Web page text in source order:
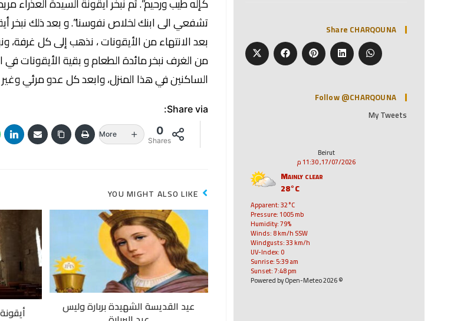
تشفعي الى ابنك لخلاص نفوسنا”. و بعد ذلك نبخر
بعد الانتهاء من الأيقونات ، نذهب إلى كل غرفة،
من الغرف نبخر مائدة الطعام و بقية الأيقونات في
الساكنين في هذا المنزل، وابعد كل عدو مرئي
Share via:
0
Shares
More
YOU MIGHT ALSO LIKE
عيد القديسة الشهيدة بربارة وليس
Share CHARQOUNA
Follow @CHARQOUNA
My Tweets
Beirut
17/07/2026, 11:30 م
Mainly clear
28°C
Apparent: 32°C
Pressure: 1005 mb
Humidity: 79%
Winds: 8 km/h SSW
Windgusts: 33 km/h
UV-Index: 0
Sunrise: 5:39 am
Sunset: 7:48 pm
© 2026 Powered by Open-Meteo